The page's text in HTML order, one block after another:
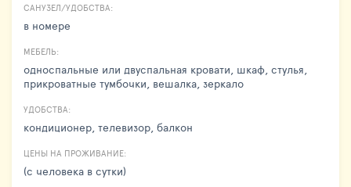
САНУЗЕЛ/УДОБСТВА:
в номере
МЕБЕЛЬ:
односпальные или двуспальная кровати, шкаф, стулья,
прикроватные тумбочки, вешалка, зеркало
УДОБСТВА:
кондиционер, телевизор, балкон
ЦЕНЫ НА ПРОЖИВАНИЕ:
(с человека в сутки)